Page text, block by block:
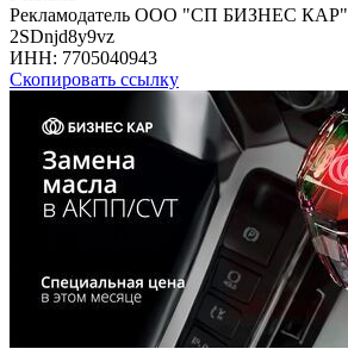
Рекламодатель ООО "СП БИЗНЕС КАР"
2SDnjd8y9vz
ИНН: 7705040943
Скопировать ссылку